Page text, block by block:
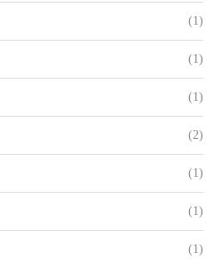
(1)
(1)
(1)
(2)
(1)
(1)
(1)